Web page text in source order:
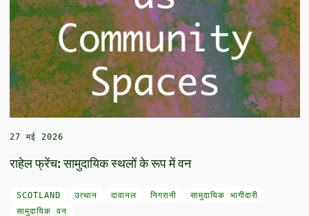
27 मई 2026
राहेल फ्रेंच: सामुदायिक स्थलों के रूप में वन
SCOTLAND उत्थान दावानल निगरानी
सामुदायिक भागीदारी
सामुदायिक वन